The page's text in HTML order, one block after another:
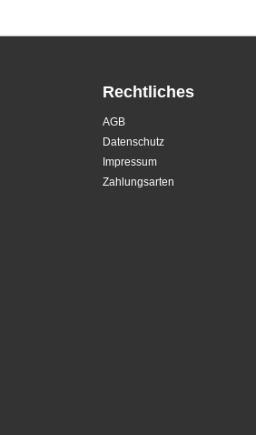
Rechtliches
AGB
Datenschutz
Impressum
Zahlungsarten